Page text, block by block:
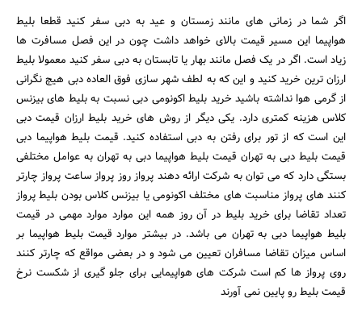
جستجو
اگر شما در زمانی های مانند زمستان و عید به دبی سفر کنید قطعا بلیط
هواپیما این مسیر قیمت بالای خواهد داشت چون در این فصل مسافرت ها
زیاد است. اگر در یک فصل مانند بهار یا تابستان به دبی سفر کنید معمولا بلیط
ارزان ترین خرید کنید و این که به لطف شهر سازی فوق العاده دبی هیچ نگرانی
از گرمی هوا نداشته باشید خرید بلیط اکونومی دبی نسبت به بلیط های بیزنس
کلاس هزینه کمتری دارد. یکی دیگر از روش های خرید بلیط ارزان قیمت دبی
این است که از تور برای رفتن به دبی استفاده کنید. قیمت بلیط هواپیما دبی
قیمت بلیط دبی به تهران قیمت بلیط هواپیما دبی به تهران به عوامل مختلفی
بستگی دارد که می توان به شرکت ارائه دهند پرواز روز پرواز ساعت پرواز چارتر
کنند های پرواز مناسبت های مختلف اکونومی یا بیزنس کلاس بودن بلیط پرواز
تعداد تقاضا برای خرید بلیط در آن روز همه این موارد موارد مهمی در قیمت
بلیط هواپیما دبی به تهران می باشد. در بیشتر موارد قیمت بلیط هواپیما بر
اساس میزان تقاضا مسافران تعیین می شود و در بعضی مواقع که چارتر کنند
روی پرواز ها کم است شرکت های هواپیمایی برای جلو گیری از شکست نرخ
قیمت بلیط رو پایین نمی آورند